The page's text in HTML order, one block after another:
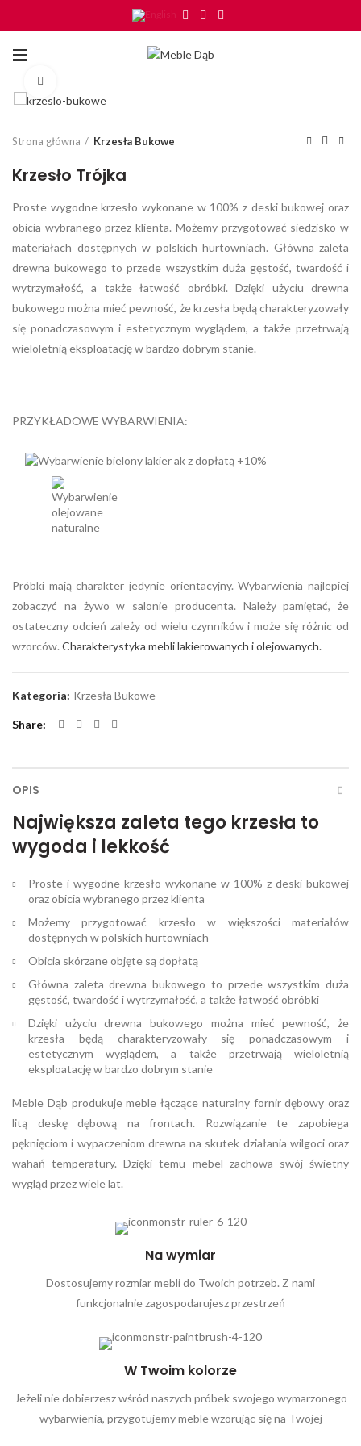
Strona główna Krzesła Bukowe
Krzesło Trójka
Proste wygodne krzesło wykonane w 100% z deski bukowej oraz
obicia wybranego przez klienta. Możemy przygotować siedzisko w
materiałach dostępnych w polskich hurtowniach. Główna zaleta
drewna bukowego to przede wszystkim duża gęstość, twardość i
wytrzymałość, a także łatwość obróbki. Dzięki użyciu drewna
bukowego można mieć pewność, że krzesła będą charakteryzowały
się ponadczasowym i estetycznym wyglądem, a także przetrwają
wieloletnią eksploatację w bardzo dobrym stanie.
PRZYKŁADOWE WYBARWIENIA:
Próbki mają charakter jedynie orientacyjny. Wybarwienia najlepiej
zobaczyć na żywo w salonie producenta. Należy pamiętać, że
ostateczny odcień zależy od wielu czynników i może się różnic od
wzorców.Charakterystyka mebli lakierowanych i olejowanych.
Kategoria: Krzesła Bukowe
Share
OPIS
Największa zaleta tego krzesła to
wygoda i lekkość
Proste i wygodne krzesło wykonane w 100% z deski bukowej
oraz obicia wybranego przez klienta
Możemy przygotować krzesło w większości materiałów
dostępnych w polskich hurtowniach
Obicia skórzane objęte są dopłatą
Główna zaleta drewna bukowego to przede wszystkim duża
gęstość, twardość i wytrzymałość, a także łatwość obróbki
Dzięki użyciu drewna bukowego można mieć pewność, że
krzesła będą charakteryzowały się ponadczasowym i
estetycznym wyglądem, a także przetrwają wieloletnią
eksploatację w bardzo dobrym stanie
Meble Dąb produkuje meble łączące naturalny fornir dębowy oraz
litą deskę dębową na frontach. Rozwiązanie te zapobiega
pęknięciom i wypaczeniom drewna na skutek działania wilgoci oraz
wahań temperatury. Dzięki temu mebel zachowa swój świetny
wygląd przez wiele lat.
Na wymiar
Dostosujemy rozmiar mebli do Twoich potrzeb. Z nami
funkcjonalnie zagospodarujesz przestrzeń
W Twoim kolorze
Jeżeli nie dobierzesz wśród naszych próbek swojego wymarzonego
wybarwienia, przygotujemy meble wzorując się na Twojej